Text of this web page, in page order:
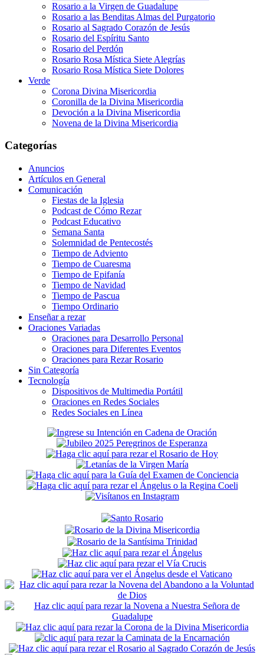
Rosario a la Virgen de Guadalupe
Rosario a las Benditas Almas del Purgatorio
Rosario al Sagrado Corazón de Jesús
Rosario del Espíritu Santo
Rosario del Perdón
Rosario Rosa Mística Siete Alegrías
Rosario Rosa Mística Siete Dolores
Verde
Corona Divina Misericordia
Coronilla de la Divina Misericordia
Devoción a la Divina Misericordia
Novena de la Divina Misericordia
Categorías
Anuncios
Artículos en General
Comunicación
Fiestas de la Iglesia
Podcast de Cómo Rezar
Podcast Educativo
Semana Santa
Solemnidad de Pentecostés
Tiempo de Adviento
Tiempo de Cuaresma
Tiempo de Epifanía
Tiempo de Navidad
Tiempo de Pascua
Tiempo Ordinario
Enseñar a rezar
Oraciones Variadas
Oraciones para Desarrollo Personal
Oraciones para Diferentes Eventos
Oraciones para Rezar Rosario
Sin Categoría
Tecnología
Dispositivos de Multimedia Portátil
Oraciones en Redes Sociales
Redes Sociales en Línea
Secondary
Sidebar